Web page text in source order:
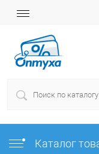
Каталог